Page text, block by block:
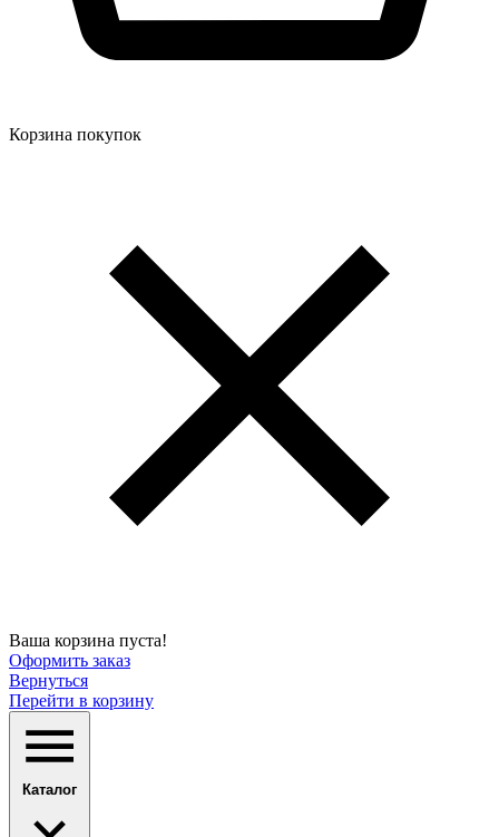
Корзина покупок
Ваша корзина пуста!
Оформить заказ
Вернуться
Перейти в корзину
Каталог